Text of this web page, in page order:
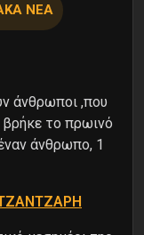
ΝΕΑ
άνθρωποι ,που
το πρωινό
άνθρωπο, 1
ΤΖΑΝΤΖΑΡΗ